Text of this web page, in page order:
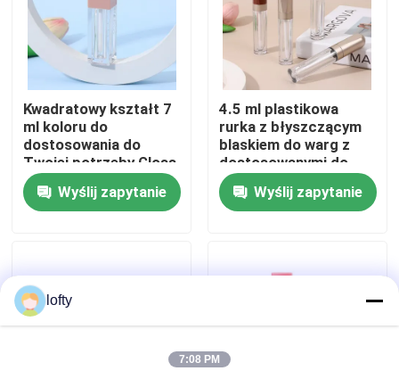
O nas
Wycieczka po fabryce
Kontrola jakości
Skontaktuj się z nami
Sprawy
Kwadratowy kształt 7
ml koloru do
dostosowania do
Twojej potrzeby Gloss
do ust Pusty pojemnik
z glosem do ust do
płynnej szminki
Wyślij zapytanie
4.5 ml plastikowa
rurka z błyszczącym
blaskiem do warg z
dostosowanymi do
potrzeb kolorami i
wytrzymałą
konstrukcją do
Wyślij zapytanie
lofty
7:08 PM